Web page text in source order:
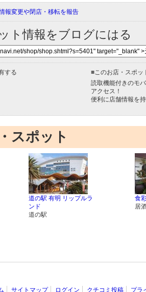
報変更や閉店・移転を報告
ト情報をブログにはる
する ■このお店・スポッ
読取機能付きのモ
アクセス！
便利に店舗情報を
スポット
道の駅 有明 リップルラ
ンド
道の駅
食
居
サイトマップ ログイン クチコミ投稿 プラ